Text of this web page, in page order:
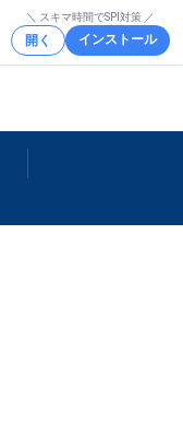
＼ スキマ時間でSPI対策 ／
開く インストール